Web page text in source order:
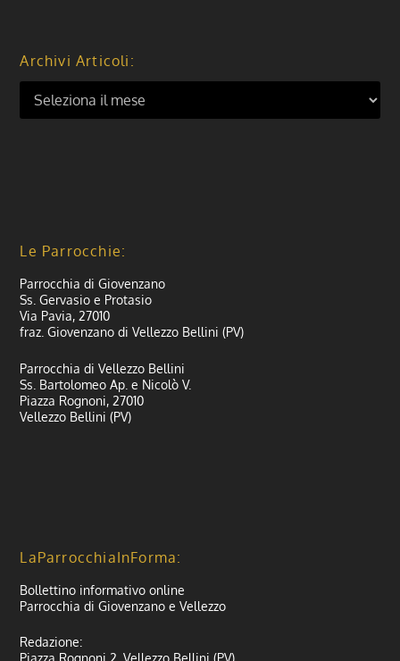
Archivi Articoli:
Le Parrocchie:
Parrocchia di Giovenzano
Ss. Gervasio e Protasio
Via Pavia, 27010
fraz. Giovenzano di Vellezzo Bellini (PV)
Parrocchia di Vellezzo Bellini
Ss. Bartolomeo Ap. e Nicolò V.
Piazza Rognoni, 27010
Vellezzo Bellini (PV)
LaParrocchiaInForma:
Bollettino informativo online
Parrocchia di Giovenzano e Vellezzo
Redazione:
Piazza Rognoni 2, Vellezzo Bellini (PV)